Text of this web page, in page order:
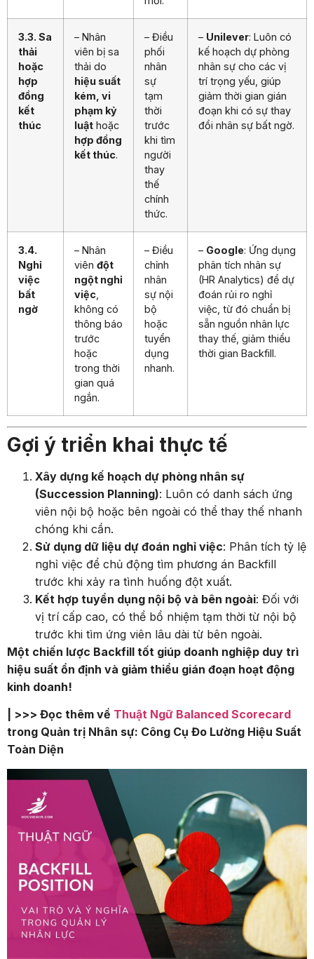
3.3. Sa
thải
hoặc
hợp
đồng
kết
thúc
– Nhân
viên bị sa
thải do
hiệu suất
kém, vi
phạm kỷ
luật hoặc
hợp đồng
kết thúc.
– Điều
phối
nhân
sự
tạm
thời
trước
khi tìm
người
thay
thế
chính
thức.
– Unilever: Luôn có
kế hoạch dự phòng
nhân sự cho các vị
trí trọng yếu, giúp
giảm thời gian gián
đoạn khi có sự thay
đổi nhân sự bất ngờ.
3.4.
Nghỉ
việc
bất
ngờ
– Nhân
viên đột
ngột nghỉ
việc
không có
thông báo
trước
hoặc
trong thời
gian quá
ngắn.
– Điều
chỉnh
nhân
sự nội
bộ
hoặc
tuyển
dụng
nhanh.
– Google: Ứng dụng
phân tích nhân sự
(HR Analytics) để dự
đoán rủi ro nghỉ
việc, từ đó chuẩn bị
sẵn nguồn nhân lực
thay thế, giảm thiểu
thời gian Backfill.
Gợi ý triển khai thực tế
Xây dựng kế hoạch dự phòng nhân sự
(Succession Planning): Luôn có danh sách ứng
viên nội bộ hoặc bên ngoài có thể thay thế nhanh
chóng khi cần.
Sử dụng dữ liệu dự đoán nghỉ việc: Phân tích tỷ lệ
nghỉ việc để chủ động tìm phương án Backfill
trước khi xảy ra tình huống đột xuất.
Kết hợp tuyển dụng nội bộ và bên ngoài: Đối với
vị trí cấp cao, có thể bổ nhiệm tạm thời từ nội bộ
trước khi tìm ứng viên lâu dài từ bên ngoài.
Một chiến lược Backfill tốt giúp doanh nghiệp duy trì
hiệu suất ổn định và giảm thiểu gián đoạn hoạt động
kinh doanh!
| >>> Đọc thêm về Thuật Ngữ Balanced Scorecard
trong Quản trị Nhân sự: Công Cụ Đo Lường Hiệu Suất
Toàn Diện